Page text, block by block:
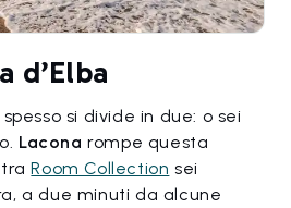
d’Elba
si divide in due: o sei
Lacona rompe questa
Room Collection sei
a due minuti da alcune